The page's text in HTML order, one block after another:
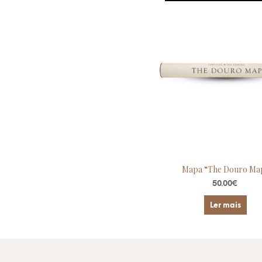
Mapa “The Douro
50.00€
Ler mais